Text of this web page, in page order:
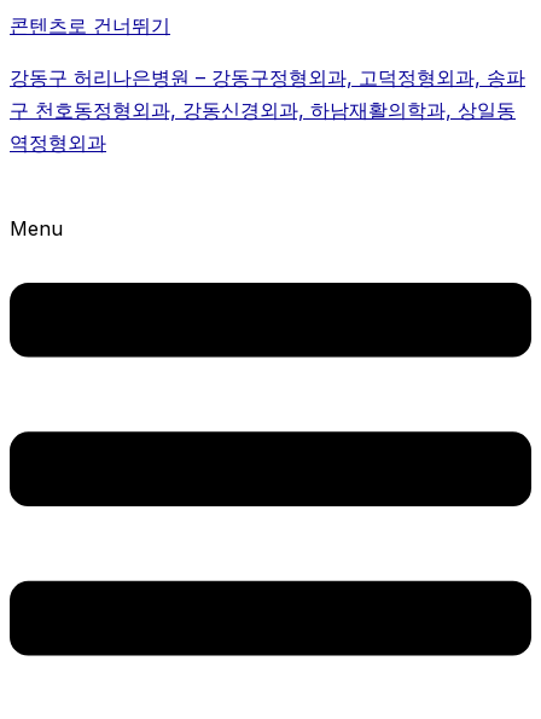
콘텐츠로 건너뛰기
강동구 허리나은병원 – 강동구정형외과, 고덕정형외과, 송파
구 천호동정형외과, 강동신경외과, 하남재활의학과, 상일동
역정형외과
Menu